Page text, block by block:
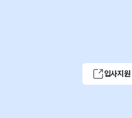
입사지원